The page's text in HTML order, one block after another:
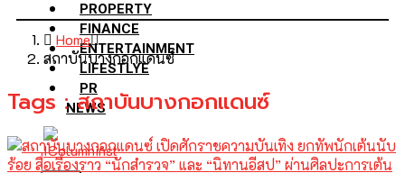
PROPERTY
FINANCE
ENTERTAINMENT
LIFESTLYE
PR
NEWS
Home
สถาบันบางกอกแดนซ์
Tags : สถาบันบางกอกแดนซ์